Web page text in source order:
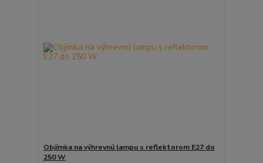
Objímka na výhrevnú lampu s reflektorom E27 do
250 W